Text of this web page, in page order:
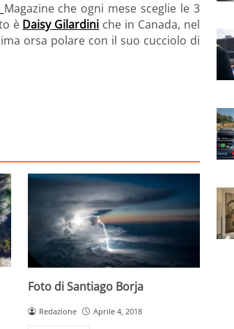
Magazine che ogni mese sceglie le 3
è Daisy Gilardini che in Canada, nel
orsa polare con il suo cucciolo di
Foto di Santiago Borja
Redazione Aprile 4, 2018